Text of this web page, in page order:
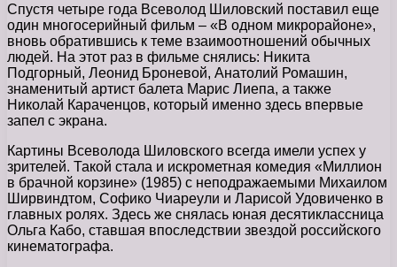
Спустя четыре года Всеволод Шиловский поставил еще
один многосерийный фильм – «В одном микрорайоне»,
вновь обратившись к теме взаимоотношений обычных
людей. На этот раз в фильме снялись: Никита
Подгорный, Леонид Броневой, Анатолий Ромашин,
знаменитый артист балета Марис Лиепа, а также
Николай Караченцов, который именно здесь впервые
запел с экрана.
Картины Всеволода Шиловского всегда имели успех у
зрителей. Такой стала и искрометная комедия «Миллион
в брачной корзине» (1985) с неподражаемыми Михаилом
Ширвиндтом, Софико Чиареули и Ларисой Удовиченко в
главных ролях. Здесь же снялась юная десятиклассница
Ольга Кабо, ставшая впоследствии звездой российского
кинематографа.